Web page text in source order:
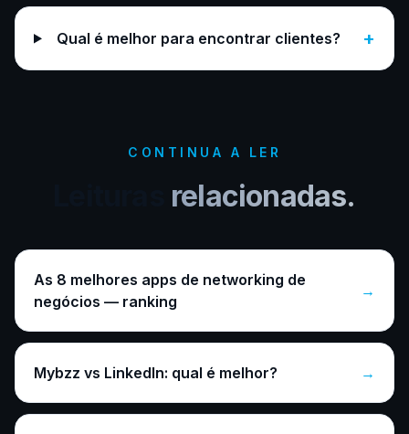
Qual é melhor para encontrar clientes? +
CONTINUA A LER
relacionadas.
As 8 melhores apps de networking de
negócios — ranking
→
Mybzz vs LinkedIn: qual é melhor? →